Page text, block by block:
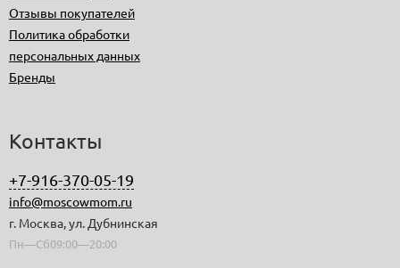
Отзывы покупателей
Политика обработки
персональных данных
Бренды
Контакты
+7-916-370-05-19
info@moscowmom.ru
г. Москва, ул. Дубнинская
Пн—Сб09:00—20:00